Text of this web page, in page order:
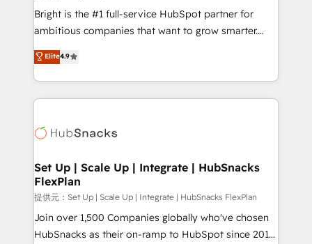
RevOps and AI-driven sales enablement • Website
design and CMS development • ERP integration: SAP,
and CRM migration from any platform •
Client/member portals built on HubSpot • Custom
WooCommerce, BuilderTrend, and more Experience
the difference — reach out to see how AI + HubSpot
Bright is the #1 full-service HubSpot partner for
ambitious companies that want to grow smarter.
From HubSpot onboarding, to training, from
developing a new website to lead generation and
digital marketing; we do it all (and with great
results)! In short, our services include: - HubSpot
HubSpot development: websites, custom modules,
marketing, advertising, campaigns, content and
design We connect people, data and technology to
improve customer experiences. With our bright
people, exciting ideas and can-do mentality, we
ensure revenue growth on a daily basis. So tell us
Elite4.9
Set Up | Scale Up | Integrate | HubSnacks
FlexPlan
提供元：Set Up | Scale Up | Integrate | HubSnacks FlexPlan
Join over 1,500 Companies globally who've chosen
HubSnacks as their on-ramp to HubSpot since 2014